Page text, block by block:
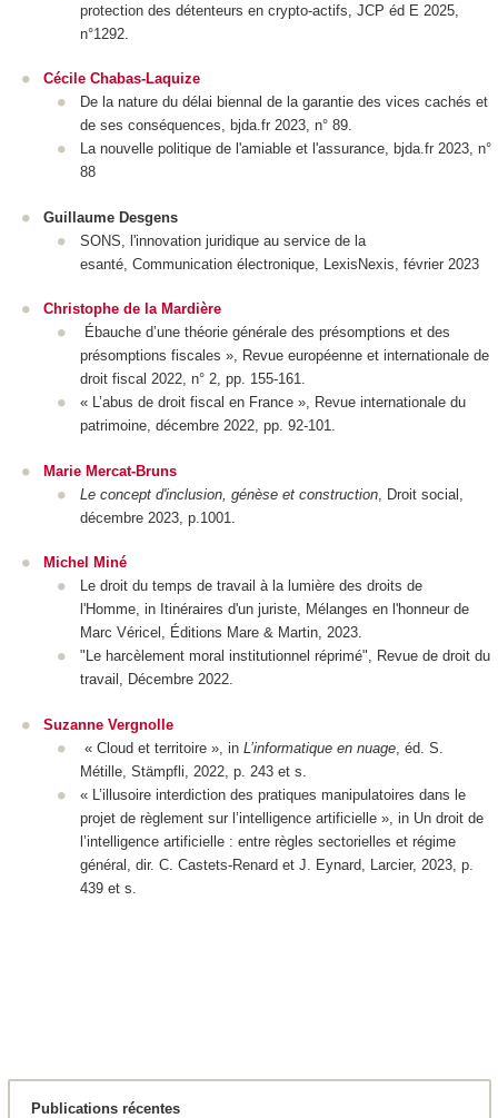
protection des détenteurs en crypto-actifs, JCP éd E 2025,
n°1292.
Cécile Chabas-Laquize
De la nature du délai biennal de la garantie des vices cachés et
de ses conséquences, bjda.fr 2023, n° 89.
La nouvelle politique de l'amiable et l'assurance, bjda.fr 2023, n°
88
Guillaume Desgens
SONS, l'innovation juridique au service de la
esanté, Communication électronique, LexisNexis, février 2023
Christophe de la Mardière
Ébauche d’une théorie générale des présomptions et des
présomptions fiscales », Revue européenne et internationale de
droit fiscal 2022, n° 2, pp. 155-161.
« L’abus de droit fiscal en France », Revue internationale du
patrimoine, décembre 2022, pp. 92-101.
Marie Mercat-Bruns
Le concept d'inclusion, génèse et construction, Droit social,
décembre 2023, p.1001.
Michel Miné
Le droit du temps de travail à la lumière des droits de
l'Homme, in Itinéraires d'un juriste, Mélanges en l'honneur de
Marc Véricel , Éditions Mare & Martin, 2023.
"Le harcèlement moral institutionnel réprimé", Revue de droit du
travail , Décembre 2022.
Suzanne Vergnolle
« Cloud et territoire », in L’informatique en nuage, éd. S.
Métille, Stämpfli, 2022, p. 243 et s.
« L’illusoire interdiction des pratiques manipulatoires dans le
projet de règlement sur l’intelligence artificielle », in Un droit de
l’intelligence artificielle : entre règles sectorielles et régime
général
, dir. C. Castets-Renard et J. Eynard, Larcier, 2023, p.
439 et s.
Publications récentes